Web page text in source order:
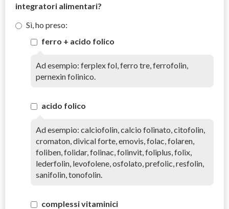
integratori alimentari?
Sì, ho preso:
ferro + acido folico
Ad esempio: ferplex fol, ferro tre, ferrofolin,
pernexin folinico.
acido folico
Ad esempio: calciofolin, calcio folinato, citofolin,
cromaton, divical forte, emovis, folac, folaren,
foliben, folidar, folinac, folinvit, foliplus, folix,
lederfolin, levofolene, osfolato, prefolic, resfolin,
sanifolin, tonofolin.
complessi vitaminici